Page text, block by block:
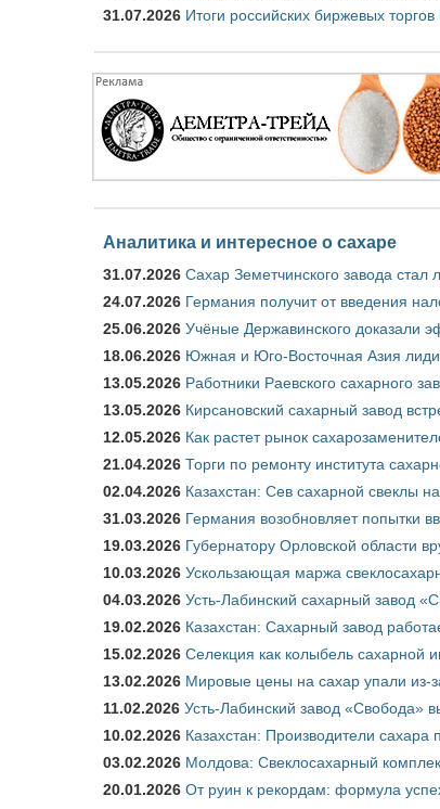
31.07.2026 Итоги российских биржевых
Аналитика и интересное о сахаре
31.07.2026 Сахар Земетчинского завода стал
24.07.2026 Германия получит от введения
25.06.2026 Учёные Державинского доказали
18.06.2026 Южная и Юго-Восточная Азия
13.05.2026 Работники Раевского сахарного
13.05.2026 Кирсановский сахарный завод
12.05.2026 Как растет рынок
21.04.2026 Торги по ремонту института
02.04.2026 Казахстан: Сев сахарной свеклы
31.03.2026 Германия возобновляет попытки
19.03.2026 Губернатору Орловской области
10.03.2026 Ускользающая маржа
04.03.2026 Усть-Лабинский сахарный завод
19.02.2026 Казахстан: Сахарный завод
15.02.2026 Селекция как колыбель сахарной
13.02.2026 Мировые цены на сахар упали из-
11.02.2026 Усть-Лабинский завод «Свобода»
10.02.2026 Казахстан: Производители сахара
03.02.2026 Молдова: Свеклосахарный
20.01.2026 От руин к рекордам: формула